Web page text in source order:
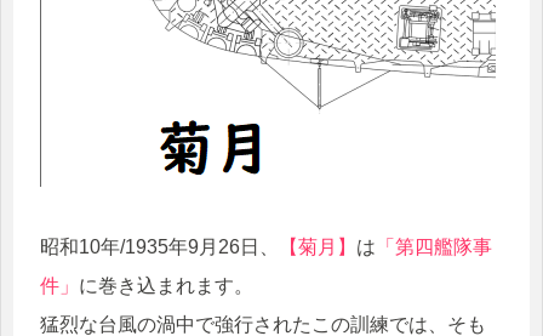
昭和10年/1935年9月26日、 【菊月】 は 「第四艦隊事
件」 に巻き込まれます。
猛烈な台風の渦中で強行されたこの訓練では、そも